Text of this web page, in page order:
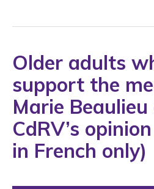
Web
Older adults
support the
Marie
CdRV’s
in French only)